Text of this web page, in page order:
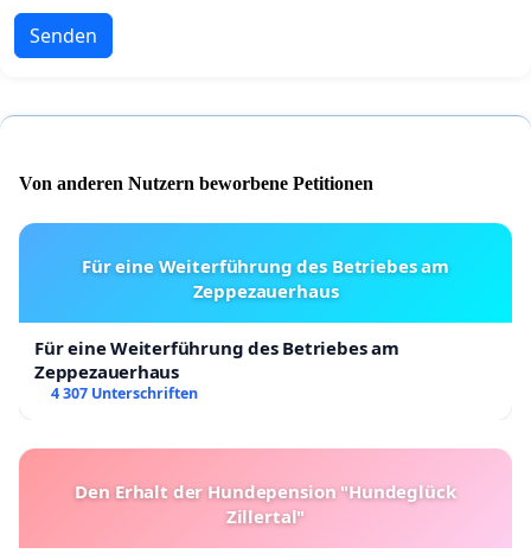
Senden
Von anderen Nutzern beworbene Petitionen
Für eine Weiterführung des Betriebes am
Zeppezauerhaus
Für eine Weiterführung des Betriebes am
Zeppezauerhaus
4 307 Unterschriften
Den Erhalt der Hundepension "Hundeglück
Zillertal"